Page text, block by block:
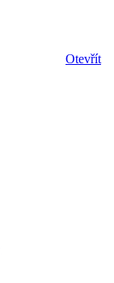
Otevřít